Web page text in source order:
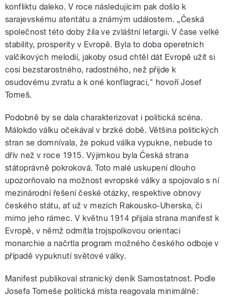
konfliktu daleko. V roce následujícím pak došlo k
sarajevskému atentátu a známým událostem. „Česká
společnost této doby žila ve zvláštní letargii. V čase velké
stability, prosperity v Evropě. Byla to doba operetních
valčíkových melodií, jakoby osud chtěl dát Evropě užít si
cosi bezstarostného, radostného, než přijde k
osudovému zvratu a k oné konflagraci," hovoří Josef
Tomeš.
Podobně by se dala charakterizovat i politická scéna.
Málokdo válku očekával v brzké době. Většina politických
stran se domnívala, že pokud válka vypukne, nebude to
dřív než v roce 1915. Výjimkou byla Česká strana
státoprávně pokroková. Toto malé uskupení dlouho
upozorňovalo na možnost evropské války a spojovalo s ní
mezinárodní řešení české otázky, respektive obnovy
českého státu, ať už v mezích Rakousko-Uherska, či
mimo jeho rámec. V květnu 1914 přijala strana manifest k
Evropě, v němž odmítla trojspolkovou orientaci
monarchie a načrtla program možného českého odboje v
případě vypuknutí světové války.
Manifest publikoval stranický deník Samostatnost. Podle
Josefa Tomeše politická místa reagovala minimálně: